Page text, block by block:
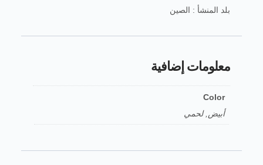
بلد المنشأ : الصين
معلومات إضافية
Color
أبيض, لحمي